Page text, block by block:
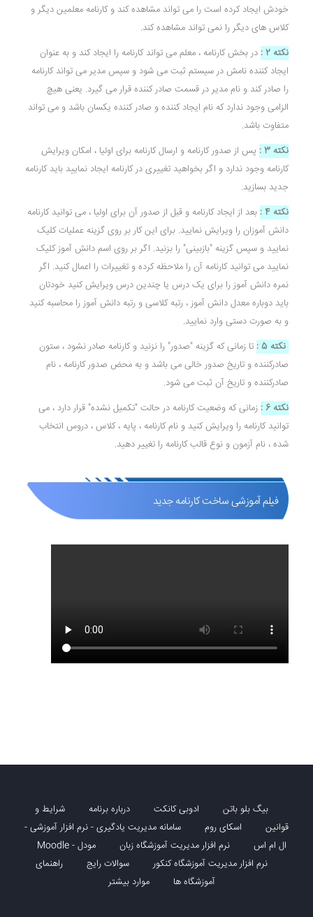
خودش ایجاد کرده است را می تواند مشاهده کند و کارنامه معلمین دیگر و
کلاس های دیگر را نمی تواند مشاهده کند.
نکته 2 :
در بخش کارنامه ، معلم می تواند کارنامه را ایجاد کند و به عنوان
ایجاد کننده نامش در سیستم ثبت می شود و سپس مدیر می تواند کارنامه
را صادر کند و نام مدیر در قسمت صادر کننده قرار می گیرد. یعنی هیچ
الزامی وجود ندارد که نام ایجاد کننده و صادر کننده یکسان باشد و می تواند
متفاوت باشد.
نکته 3 :
پس از صدور کارنامه و ارسال کارنامه برای اولیا ، امکان ویرایش
کارنامه وجود ندارد و اگر بخواهید تغییری در کارنامه ایجاد نمایید باید کارنامه
جدید بسازید.
نکته 4 :
بعد از ایجاد کارنامه و قبل از صدور آن برای اولیا ، می توانید کارنامه
دانش آموزان را ویرایش نمایید. برای این کار بر روی گزینه عملیات کلیک
نمایید و سپس گزینه "بازبینی" را بزنید. اگر بر روی اسم دانش آموز کلیک
نمایید می توانید کارنامه آن را ملاحظه کرده و تغییرات را اعمال کنید. اگر
نمره دانش آموز را برای یک درس یا چندین درس ویرایش کنید خودتان
باید دوباره معدل دانش آموز ، رتبه کلاسی و رتبه دانش آموز را محاسبه کنید
و به صورت دستی وارد نمایید.
نکته 5 :
تا زمانی که گزینه "صدور" را نزنید و کارنامه صادر نشود ، ستون
صادرکننده و تاریخ صدور خالی می باشد و به محض صدور کارنامه ، نام
صادرکننده و تاریخ آن ثبت می شود.
نکته 6 :
زمانی که وضعیت کارنامه در حالت "تکمیل نشده" قرار دارد ، می
توانید کارنامه را ویرایش کنید و نام کارنامه ، پایه ، کلاس ، دروس انتخاب
شده ، نام آزمون و نوع قالب کارنامه را تغییر دهید.
فیلم آموزشی ساخت کارنامه جدید
بیگ بلو باتن ادوبی کانکت درباره برنامه
شرایط و
قوانین
اسکای روم
سامانه مدیریت یادگیری - نرم افزار آموزشی -
ال ام اس
نرم افزار مدیریت آموزشگاه زبان
مودل - Moodle
نرم افزار مدیریت آموزشگاه کنکور
سوالات رایج
راهنمای
آموزشگاه ها
موارد بیشتر